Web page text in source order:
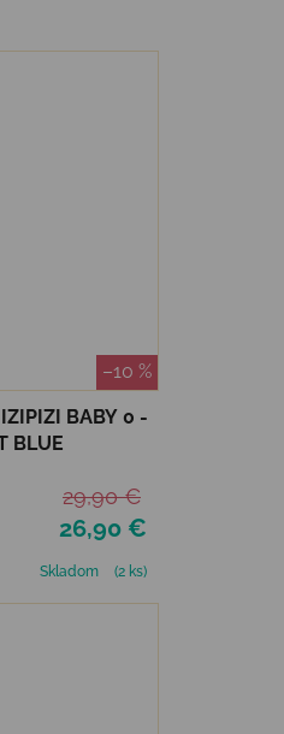
–10 %
BABY 0 -
BLUE
26,90 €
29,90 €
Skladom
(2 ks)